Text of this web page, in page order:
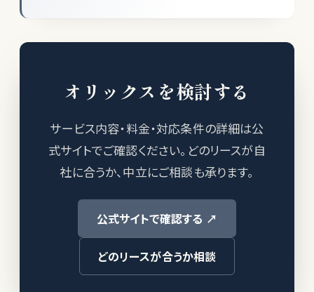
オリックスを検討する
サービス内容・料金・対応条件の詳細は公
式サイトでご確認ください。どのリースが自
社に合うか、中立にご相談も承ります。
公式サイトで確認する ↗
どのリースが合うか相談